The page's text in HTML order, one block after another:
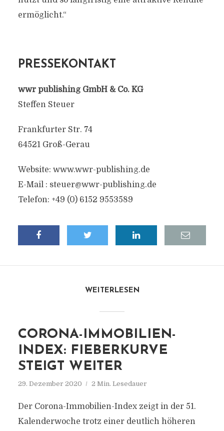
ermöglicht.“
PRESSEKONTAKT
wwr publishing GmbH & Co. KG
Steffen Steuer
Frankfurter Str. 74
64521 Groß-Gerau
Website: www.wwr-publishing.de
E-Mail : steuer@wwr-publishing.de
Telefon: +49 (0) 6152 9553589
WEITERLESEN
CORONA-IMMOBILIEN-
INDEX: FIEBERKURVE
STEIGT WEITER
29. Dezember 2020 2 Min. Lesedauer
Der Corona-Immobilien-Index zeigt in der 51.
Kalenderwoche trotz einer deutlich höheren